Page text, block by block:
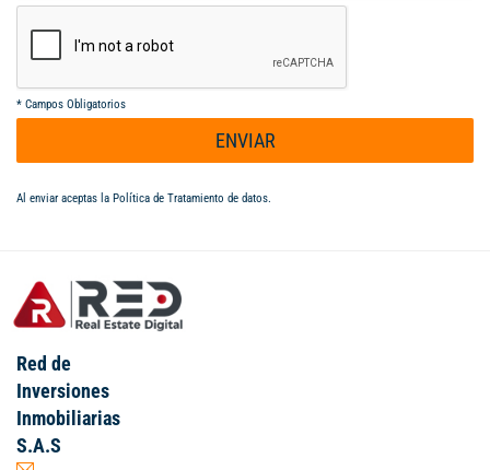
* Campos Obligatorios
ENVIAR
Al enviar aceptas la Política de Tratamiento de datos.
Red de
Inversiones
Inmobiliarias
S.A.S